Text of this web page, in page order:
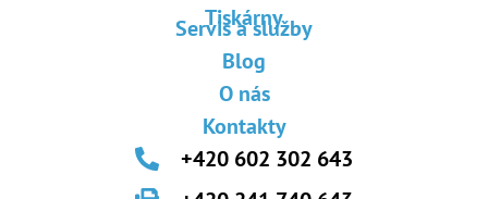
Tiskárny
Servis a služby
Blog
O nás
Kontakty
+420 602 302 643